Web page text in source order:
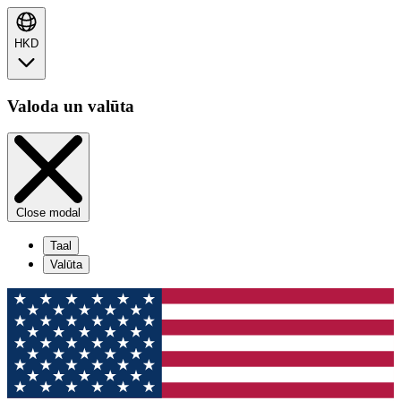
HKD
Valoda un valūta
Close modal
Taal
Valūta